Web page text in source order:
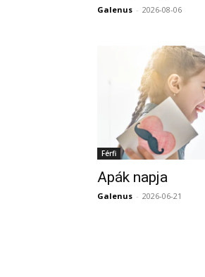
Galenus - 2026-08-06
Férfi
Apák napja
Galenus - 2026-06-21